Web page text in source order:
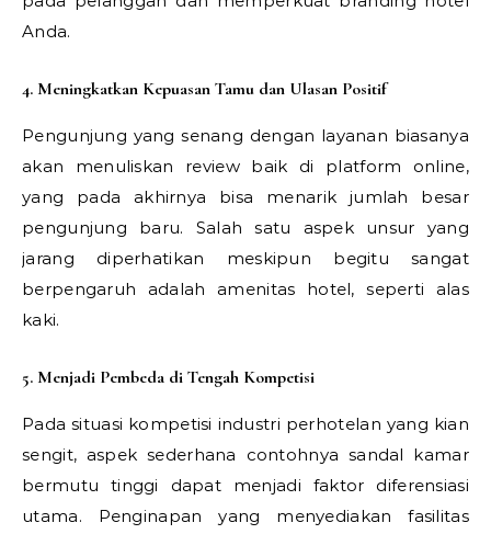
Anda.
4. Meningkatkan Kepuasan Tamu dan Ulasan Positif
Pengunjung yang senang dengan layanan biasanya
akan menuliskan review baik di platform online,
yang pada akhirnya bisa menarik jumlah besar
pengunjung baru. Salah satu aspek unsur yang
jarang diperhatikan meskipun begitu sangat
berpengaruh adalah amenitas hotel, seperti alas
kaki.
5. Menjadi Pembeda di Tengah Kompetisi
Pada situasi kompetisi industri perhotelan yang kian
sengit, aspek sederhana contohnya sandal kamar
bermutu tinggi dapat menjadi faktor diferensiasi
utama. Penginapan yang menyediakan fasilitas